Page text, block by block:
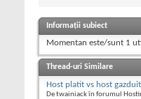
Informații subiect
Momentan este/sunt 1
Thread-uri Similare
Host platit vs host
De twainiack în forumul